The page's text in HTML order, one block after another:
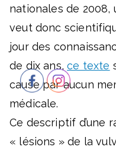
nationales de 2008,
veut donc
jour des
de dix ans,ce texte
cause par aucun
médicale.
Ce descriptif d’une
« lésions » de la